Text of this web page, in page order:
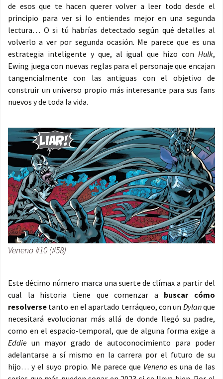
de esos que te hacen querer volver a leer todo desde el
principio para ver si lo entiendes mejor en una segunda
lectura… O si tú habrías detectado según qué detalles al
volverlo a ver por segunda ocasión. Me parece que es una
estrategia inteligente y que, al igual que hizo con Hulk,
Ewing juega con nuevas reglas para el personaje que encajan
tangencialmente con las antiguas con el objetivo de
construir un universo propio más interesante para sus fans
nuevos y de toda la vida.
Veneno #10 (#58)
Este décimo número marca una suerte de clímax a partir del
cual la historia tiene que comenzar a buscar cómo
resolverse tanto en el apartado terráqueo, con un Dylanque
necesitará evolucionar más allá de donde llegó su padre,
como en el espacio-temporal, que de alguna forma exige a
Eddie un mayor grado de autoconocimiento para poder
adelantarse a sí mismo en la carrera por el futuro de su
hijo… y el suyo propio. Me parece que Veneno es una de las